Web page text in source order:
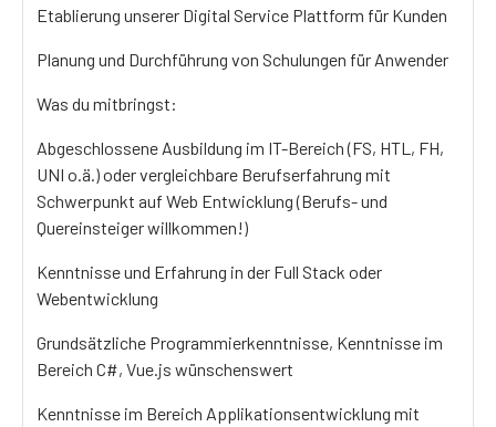
Etablierung unserer Digital Service Plattform für Kunden
Planung und Durchführung von Schulungen für Anwender
Was du mitbringst:
Abgeschlossene Ausbildung im IT-Bereich (FS, HTL, FH,
UNI o.ä.) oder vergleichbare Berufserfahrung mit
Schwerpunkt auf Web Entwicklung (Berufs- und
Quereinsteiger willkommen!)
Kenntnisse und Erfahrung in der Full Stack oder
Webentwicklung
Grundsätzliche Programmierkenntnisse, Kenntnisse im
Bereich C#, Vue.js wünschenswert
Kenntnisse im Bereich Applikationsentwicklung mit